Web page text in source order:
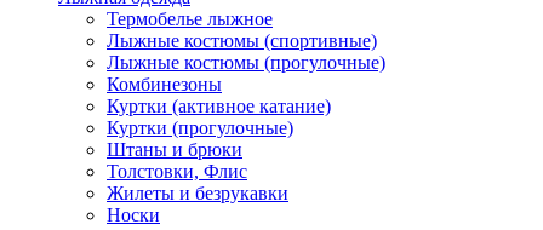
Термобелье лыжное
Лыжные костюмы (спортивные)
Лыжные костюмы (прогулочные)
Комбинезоны
Куртки (активное катание)
Куртки (прогулочные)
Штаны и брюки
Толстовки, Флис
Жилеты и безрукавки
Носки